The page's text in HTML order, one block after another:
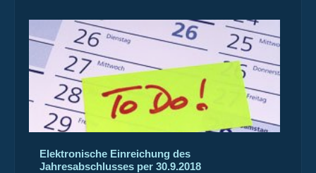
Elektronische Einreichung des
Jahresabschlusses per 30.9.2018